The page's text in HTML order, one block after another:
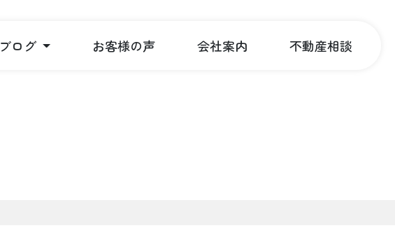
ブログ お客様の声 会社案内 不動産相談